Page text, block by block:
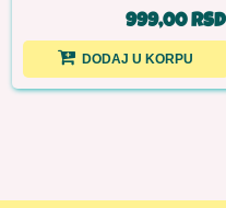
999,00 RSD
DODAJ U KORPU